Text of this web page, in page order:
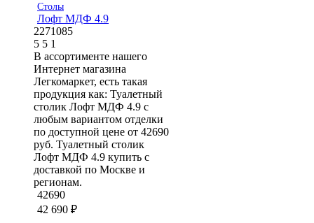
Столы
Лофт МДФ 4.9
2271085
5 5 1
В ассортименте нашего
Интернет магазина
Легкомаркет, есть такая
продукция как: Туалетный
столик Лофт МДФ 4.9 с
любым вариантом отделки
по доступной цене от 42690
руб. Туалетный столик
Лофт МДФ 4.9 купить с
доставкой по Москве и
регионам.
42690
42 690 ₽